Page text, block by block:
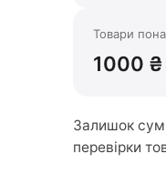
Товари
1000 ₴
Залишок
перевірки